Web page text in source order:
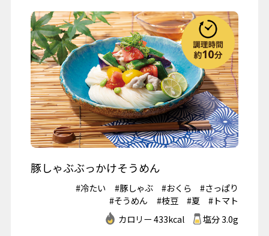
豚しゃぶぶっかけそうめん
#冷たい #豚しゃぶ #おくら
#さっぱり
#そうめん
#枝豆 #夏
#トマト
カロリー 433kcal
塩分 3.0g